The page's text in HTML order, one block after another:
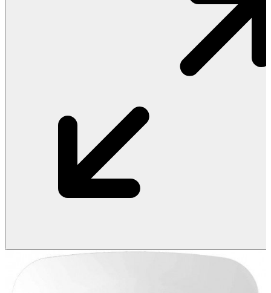
Thiết Bị Nước STIEBEL ELTRON
Thiết Bị Nước TÂN Á ĐẠI THÀNH